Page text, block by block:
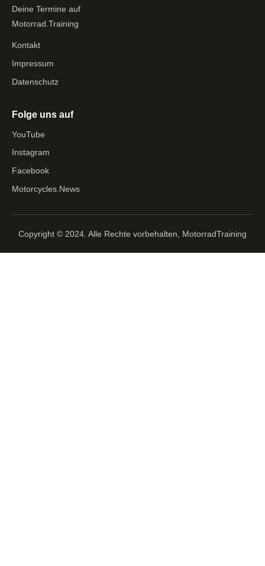
Deine Termine auf
Motorrad.Training
Kontakt
Impressum
Datenschutz
Folge uns auf
YouTube
Instagram
Facebook
Motorcycles.News
Copyright © 2024. Alle Rechte vorbehalten, MotorradTraining